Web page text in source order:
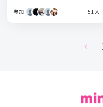
参加 51人
chevron_left